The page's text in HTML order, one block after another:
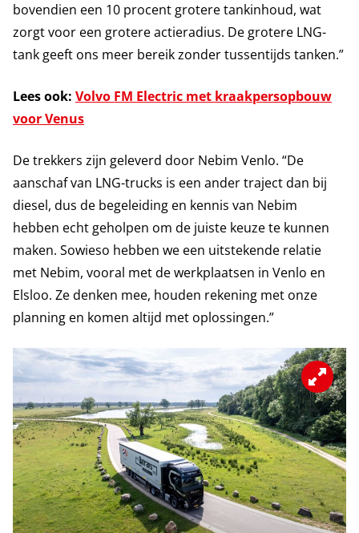
bovendien een 10 procent grotere tankinhoud, wat
zorgt voor een grotere actieradius. De grotere LNG-
tank geeft ons meer bereik zonder tussentijds tanken.”
Lees ook: Volvo FM Electric met kraakpersopbouw
voor Venus
De trekkers zijn geleverd door Nebim Venlo. “De
aanschaf van LNG-trucks is een ander traject dan bij
diesel, dus de begeleiding en kennis van Nebim
hebben echt geholpen om de juiste keuze te kunnen
maken. Sowieso hebben we een uitstekende relatie
met Nebim, vooral met de werkplaatsen in Venlo en
Elsloo. Ze denken mee, houden rekening met onze
planning en komen altijd met oplossingen.”